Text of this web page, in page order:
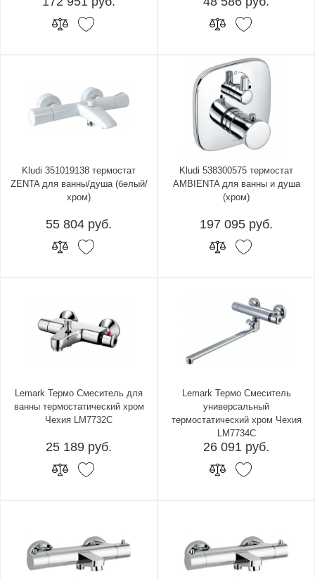
Kludi 351019138 термостат
ZENTA для ванны/душа (белый/
хром)
55 804 руб.
Kludi 538300575 термостат
AMBIENTA для ванны и душа
(хром)
197 095 руб.
Lemark Термо Смеситель для
ванны термостатический хром
Чехия LM7732C
25 189 руб.
Lemark Термо Смеситель
универсальный
термостатический хром Чехия
LM7734C
26 091 руб.